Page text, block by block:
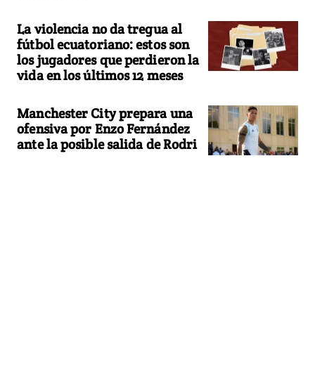
La violencia no da tregua al
fútbol ecuatoriano: estos son
los jugadores que perdieron la
vida en los últimos 12 meses
Manchester City prepara una
ofensiva por Enzo Fernández
ante la posible salida de Rodri